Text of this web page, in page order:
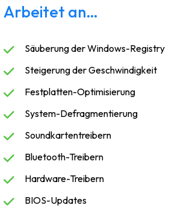
Arbeitet an…
Säuberung der Windows-Registry
Steigerung der Geschwindigkeit
Festplatten-Optimisierung
System-Defragmentierung
Soundkartentreibern
Bluetooth-Treibern
Hardware-Treibern
BIOS-Updates